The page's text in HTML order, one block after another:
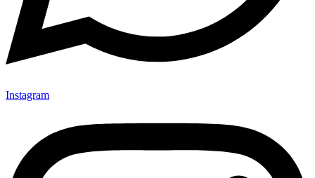
Instagram